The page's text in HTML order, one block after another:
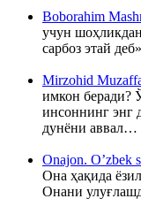
Boborahim
учун
сарбоз этай
Mirzohid
имкон беради?
инсоннинг энг
дунёни аввал…
Onajon. O’zbek
Она ҳақида
Онани